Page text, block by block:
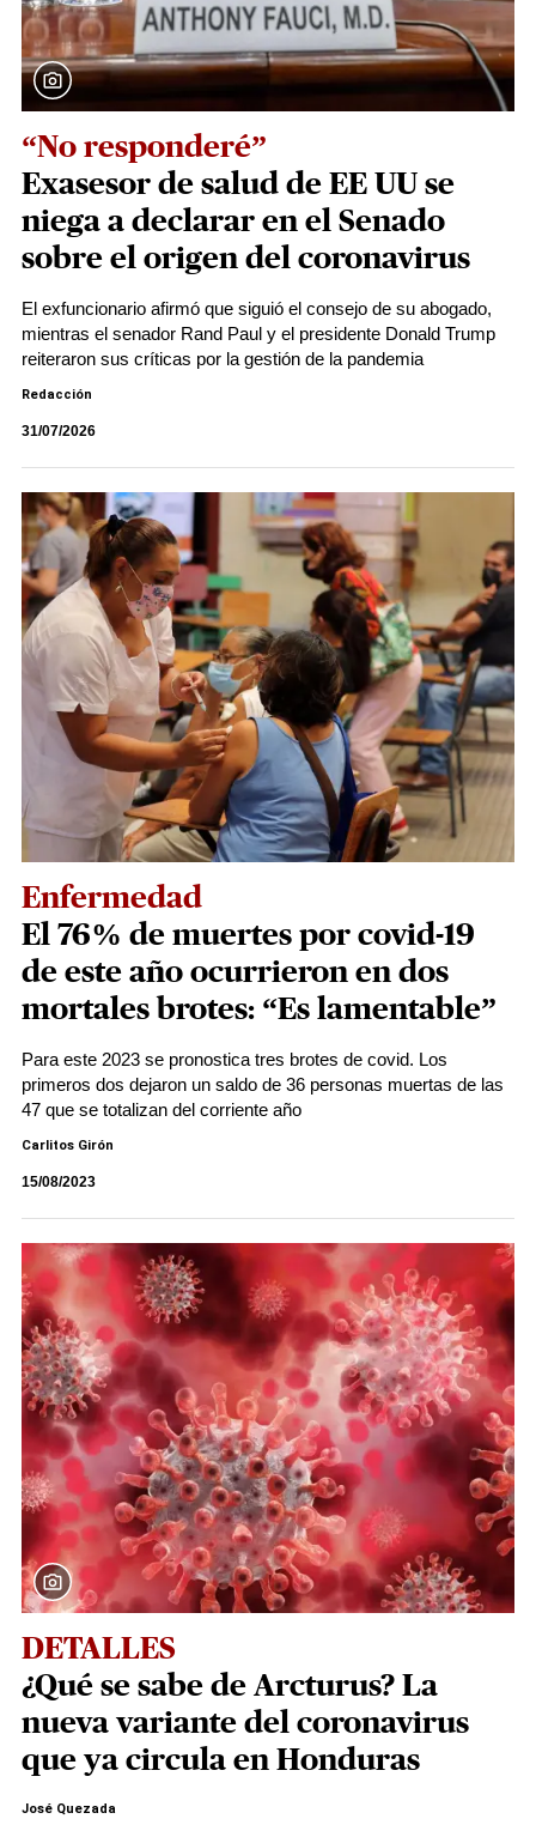
“No responderé”
Exasesor de salud de EE UU se
niega a declarar en el Senado
sobre el origen del coronavirus
El exfuncionario afirmó que siguió el consejo de su abogado,
mientras el senador Rand Paul y el presidente Donald Trump
reiteraron sus críticas por la gestión de la pandemia
Redacción
31/07/2026
Enfermedad
El 76% de muertes por covid-19
de este año ocurrieron en dos
mortales brotes: “Es lamentable”
Para este 2023 se pronostica tres brotes de covid. Los
primeros dos dejaron un saldo de 36 personas muertas de las
47 que se totalizan del corriente año
Carlitos Girón
15/08/2023
DETALLES
¿Qué se sabe de Arcturus? La
nueva variante del coronavirus
que ya circula en Honduras
José Quezada